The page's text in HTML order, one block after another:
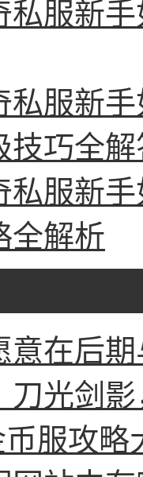
私服新
私服新
技巧全解
私服新
全解析
意在后
刀光剑
服攻